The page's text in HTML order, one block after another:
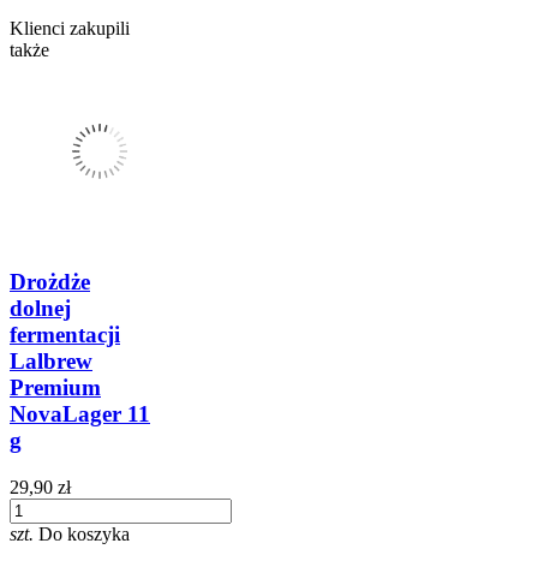
Klienci zakupili
także
Drożdże
dolnej
fermentacji
Lalbrew
Premium
NovaLager 11
g
29,90 zł
szt. Do koszyka